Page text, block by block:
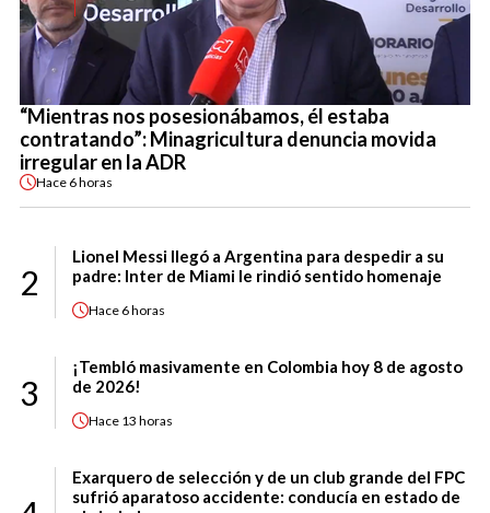
“Mientras nos posesionábamos, él estaba
contratando”: Minagricultura denuncia movida
irregular en la ADR
Hace 6 horas
2
Lionel Messi llegó a Argentina para despedir a su
padre: Inter de Miami le rindió sentido homenaje
Hace 6 horas
3
¡Tembló masivamente en Colombia hoy 8 de agosto
de 2026!
Hace 13 horas
Exarquero de selección y de un club grande del FPC
sufrió aparatoso accidente: conducía en estado de